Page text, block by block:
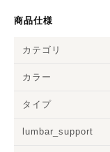
商品仕様
カテゴリ
カラー
タイプ
lumbar_support